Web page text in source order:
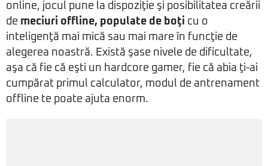
online, jocul pune la dispoziţie şi posibilitatea creării
de meciuri offline, populate de boţi cu o
inteligenţă mai mică sau mai mare în funcţie de
alegerea noastră. Există şase nivele de dificultate,
aşa că fie că eşti un hardcore gamer, fie că abia ţi-ai
cumpărat primul calculator, modul de antrenament
offline te poate ajuta enorm.